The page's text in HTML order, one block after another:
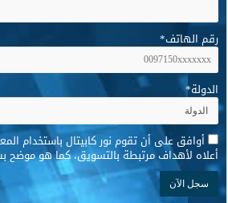
رقم الهاتف*
الدولة*
* أوافق على أن تقوم نور كابيتال باستخدام
أعلاه لأهداف مرتبطة بالتسويق، كما هو موضح